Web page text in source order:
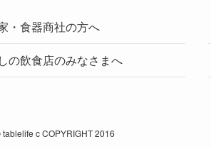
・食器商社の方へ
の飲食店のみなさまへ
tablelife c COPYRIGHT 2016